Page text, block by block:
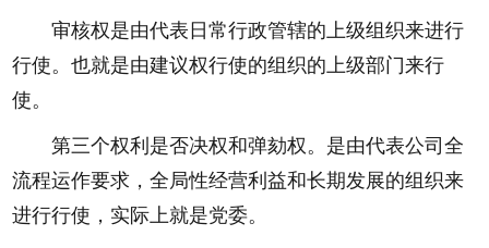
审核权是由代表日常行政管辖的上级组织来进行
行使。也就是由建议权行使的组织的上级部门来行
使。
第三个权利是否决权和弹劾权。是由代表公司全
流程运作要求，全局性经营利益和长期发展的组织来
进行行使，实际上就是党委。